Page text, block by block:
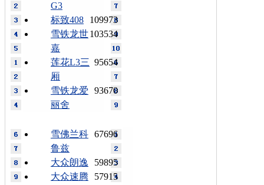
G3
109973
标致408
103534
雪铁龙世
嘉
95654
莲花L3三
厢
93670
雪铁龙爱
丽舍
67696
雪佛兰科
鲁兹
59895
大众朗逸
57915
大众速腾